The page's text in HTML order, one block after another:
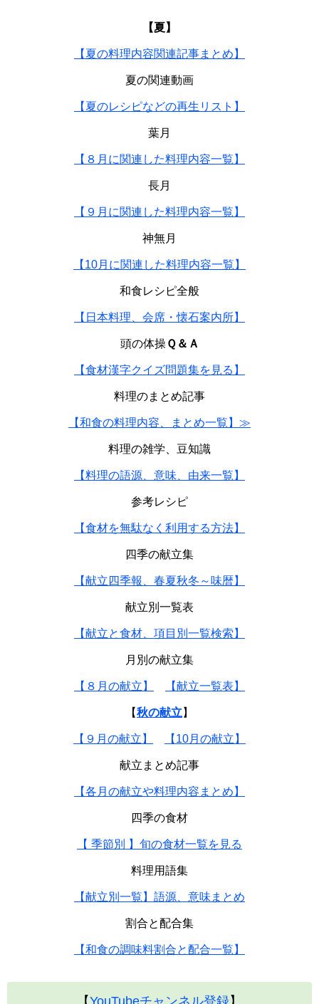
【夏】
【夏の料理内容関連記事まとめ】
夏の関連動画
【夏のレシピなどの再生リスト】
葉月
【８月に関連した料理内容一覧】
長月
【９月に関連した料理内容一覧】
神無月
【10月に関連した料理内容一覧】
和食レシピ全般
【日本料理、会席・懐石案内所】
頭の体操Ｑ＆Ａ
【食材漢字クイズ問題集を見る】
料理のまとめ記事
【和食の料理内容、まとめ一覧】≫
料理の雑学、豆知識
【料理の語源、意味、由来一覧】
参考レシピ
【食材を無駄なく利用する方法】
四季の献立集
【献立四季報、春夏秋冬～味暦】
献立別一覧表
【献立と食材、項目別一覧検索】
月別の献立集
【８月の献立】 【献立一覧表】
【秋の献立 】
【９月の献立】 【10月の献立】
献立まとめ記事
【各月の献立や料理内容まとめ】
四季の食材
【 季節別 】旬の食材一覧を見る
料理用語集
【献立別一覧】語源、意味まとめ
割合と配合集
【和食の調味料割合と配合一覧】